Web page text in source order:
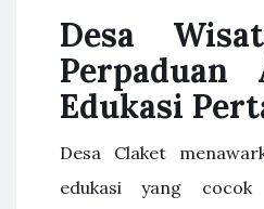
Desa
Perpaduan
Edukasi
Desa Claket
edukasi yang